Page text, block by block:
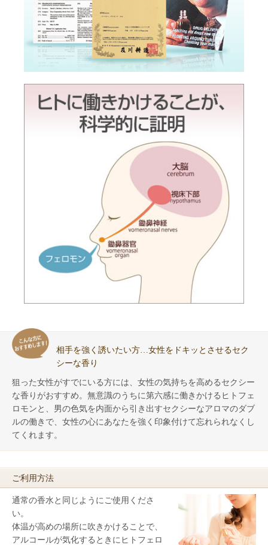
相手を強く誘いたい方…女性をドキッとさせるセク
シーな香り
狙った女性がすでにいる方には、女性の気持ちを高めるセクシー
な香りがおすすめ。無意識のうちに第六感に働きかけるヒトフェ
ロモンと、男の色気を内面から引き出すセクシーなアロマのダブ
ルの働きで、女性の心にあなたを強く印象付けて忘れられなくし
てくれます。
ご利用方法
通常の香水と同じようにご使用くださ
い。
体温が高めの場所に吹きかけることで、
アルコールが気化するときにヒトフェロ